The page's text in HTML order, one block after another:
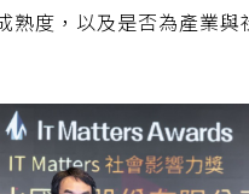
熟度，以及是否為產業與